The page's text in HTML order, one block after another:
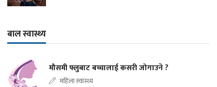
बाल स्वास्थ्य
मौसमी फ्लुबाट बच्चालाई कसरी जोगाउने ?
महिला स्वास्थ्य